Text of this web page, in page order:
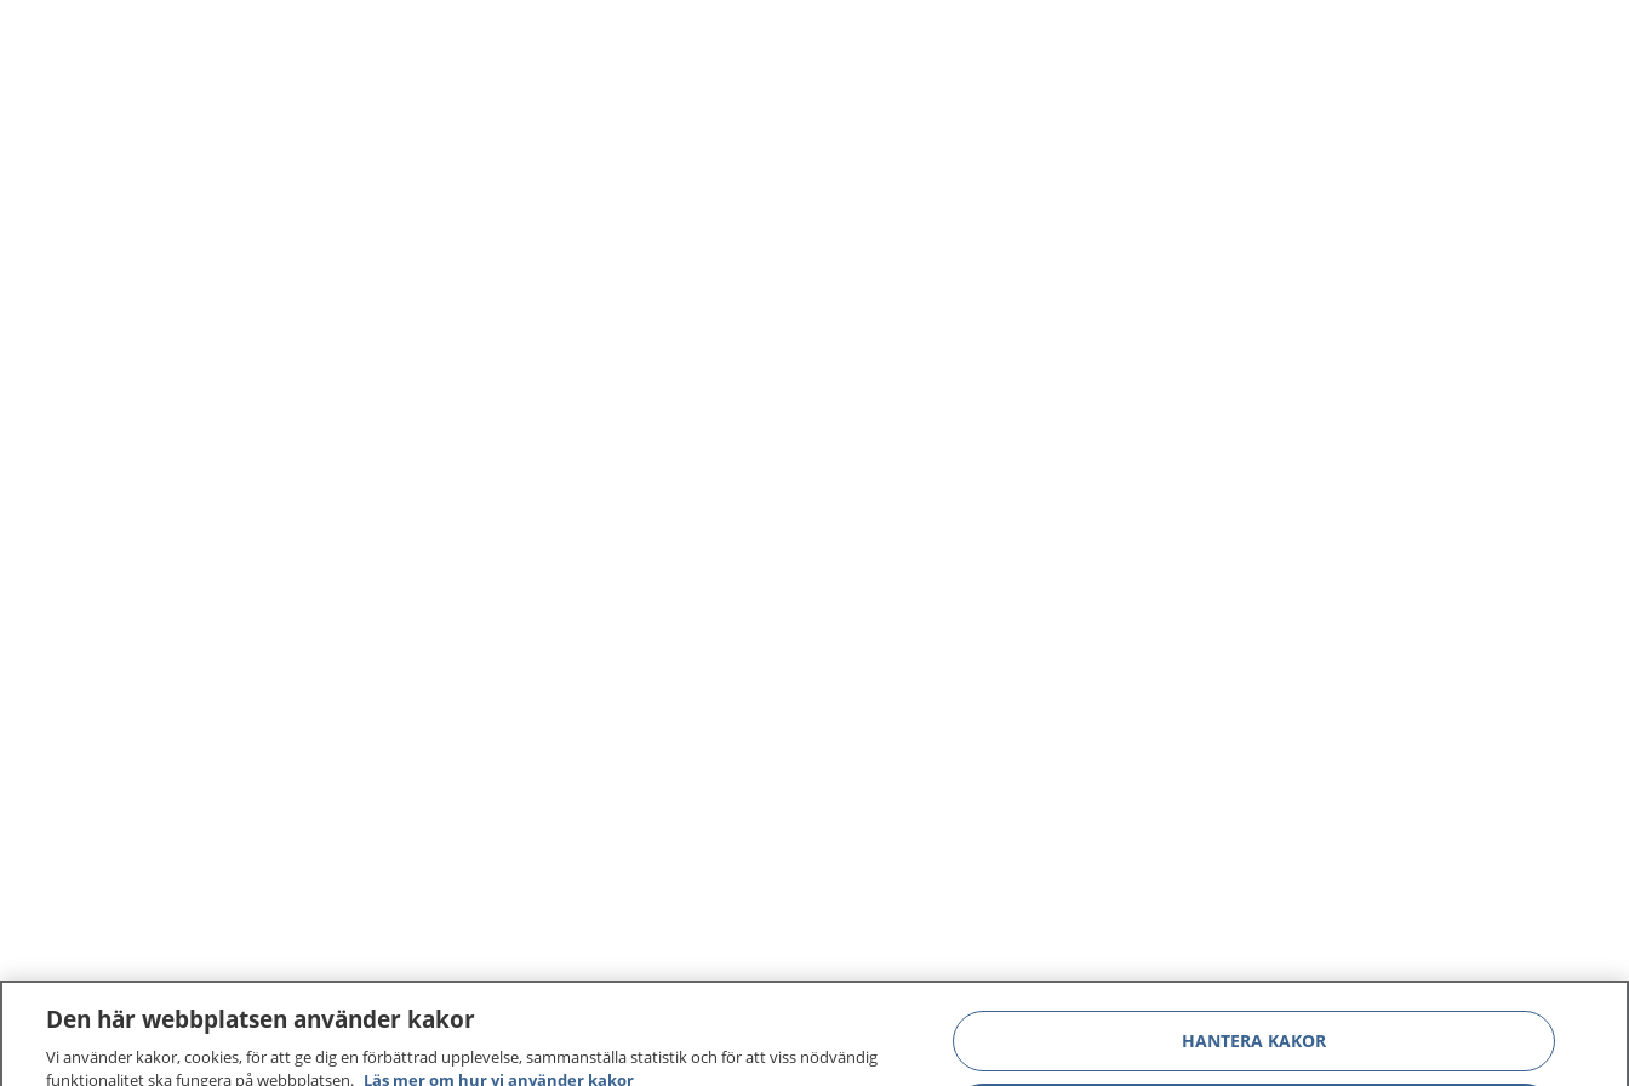
Den här webbplatsen använder kakor
Vi använder kakor, cookies, för att ge dig en förbättrad upplevelse, sammanställa statistik och för att viss nödvändig
funktionalitet ska fungera på webbplatsen. Läs mer om hur vi använder kakor
HANTERA KAKOR